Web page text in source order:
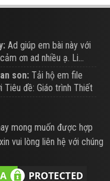
Ad giúp em bài này với
ơn ad nhiều ạ. Li...
son: Tải hộ em file
Tiêu đề: Giáo trình Thiết
mong muốn được hợp
vui lòng liên hệ với chúng